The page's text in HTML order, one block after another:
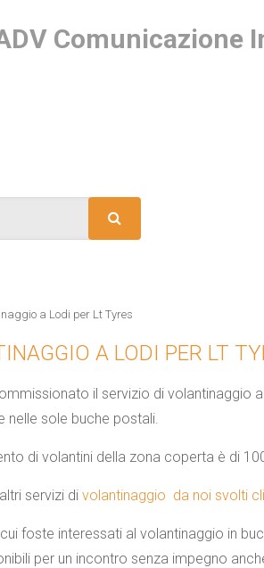
a Lodi per Lt Tyres
A LODI PER LT
il servizio di volantinaggio
nelle sole buche postali.
di volantini della zona coperta è di
servizi di volantinaggio da noi svolti
foste interessati al volantinaggio in
per un incontro senza impegno